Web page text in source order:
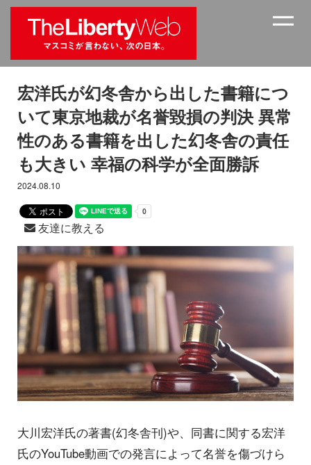
宏洋氏が幻冬舎から出した書籍につ
いて東京地裁が名誉毀損の判決 異常
性のある書籍を出した幻冬舎の責任
も大きい 幸福の科学が全面勝訴
2024.08.10
友達に教える
大川宏洋氏の著書(幻冬舎刊)や、同書に関する宏洋
氏のYouTube動画での発言によって名誉を傷づけら